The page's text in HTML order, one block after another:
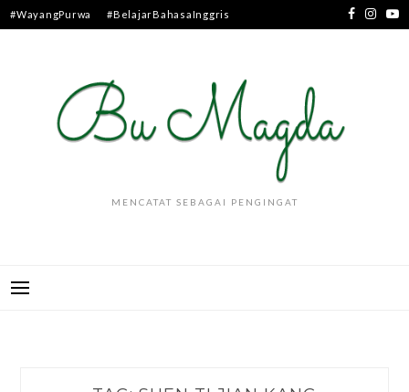
Skip
to
#WayangPurwa #BelajarBahasaInggris
MENCATAT SEBAGAI PENGINGAT